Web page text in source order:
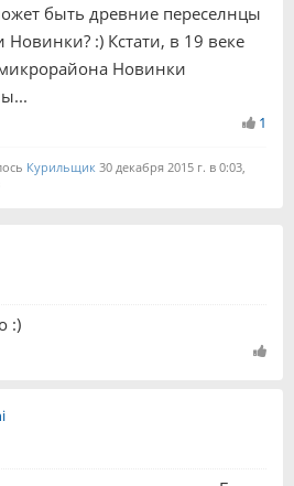
быть древние переселнцы
:) Кстати, в 19 веке
Новинки
1
Курильщик 30 декабря 2015 г. в 0:03,
:)